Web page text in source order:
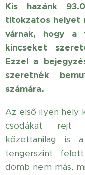
Kis hazánk
titokzatos helyet
várnak, hogy a
kincseket
Ezzel a
szeretnék
számára.
Az első ilyen hely
csodákat rejt
kőzettanilag is
tengerszint
domb nem más,